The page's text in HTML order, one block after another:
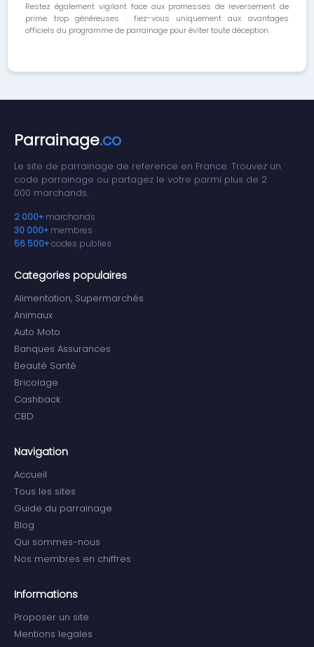
Restez également vigilant face aux promesses de reversement de
prime trop généreuses : fiez-vous uniquement aux avantages
officiels du programme de parrainage pour éviter toute déception.
Parrainage.co
Le site de parrainage de reference en France. Trouvez un
code parrainage ou partagez le votre parmi plus de 2
000 marchands.
2 000+ marchands
30 000+ membres
56 500+codes publies
Categories populaires
Alimentation, Supermarchés
Animaux
Auto Moto
Banques Assurances
Beauté Santé
Bricolage
Cashback
CBD
Navigation
Accueil
Tous les sites
Guide du parrainage
Blog
Qui sommes-nous
Nos membres en chiffres
Informations
Proposer un site
Mentions legales